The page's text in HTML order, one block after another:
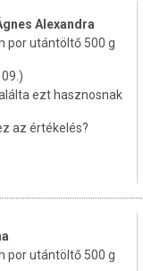
amelyek a
tápanyagokat.
amely
engedélyezett a
helyettesíti a
ne lépje túl! Ne szedje
elzárva
Alexandra
por utántöltő 500 g
ezt hasznosnak
az értékelés?
por utántöltő 500 g